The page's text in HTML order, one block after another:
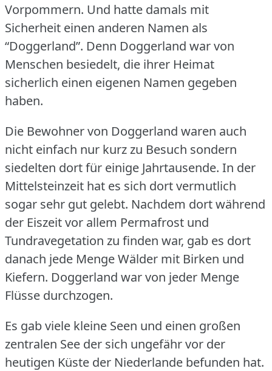
Vorpommern. Und hatte damals mit
Sicherheit einen anderen Namen als
“Doggerland”. Denn Doggerland war von
Menschen besiedelt, die ihrer Heimat
sicherlich einen eigenen Namen gegeben
haben.
Die Bewohner von Doggerland waren auch
nicht einfach nur kurz zu Besuch sondern
siedelten dort für einige Jahrtausende. In der
Mittelsteinzeit hat es sich dort vermutlich
sogar sehr gut gelebt. Nachdem dort während
der Eiszeit vor allem Permafrost und
Tundravegetation zu finden war, gab es dort
danach jede Menge Wälder mit Birken und
Kiefern. Doggerland war von jeder Menge
Flüsse durchzogen.
Es gab viele kleine Seen und einen großen
zentralen See der sich ungefähr vor der
heutigen Küste der Niederlande befunden hat.